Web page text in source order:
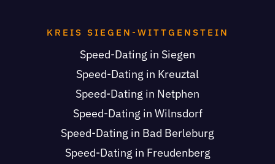
KREIS SIEGEN-WITTGENSTEIN
Speed-Dating in Siegen
Speed-Dating in Kreuztal
Speed-Dating in Netphen
Speed-Dating in Wilnsdorf
Speed-Dating in Bad Berleburg
Speed-Dating in Freudenberg